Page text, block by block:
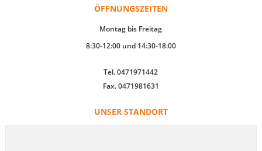
ÖFFNUNGSZEITEN
Montag bis Freitag
8:30-12:00 und 14:30-18:00
Tel. 0471971442
Fax. 0471981631
UNSER STANDORT